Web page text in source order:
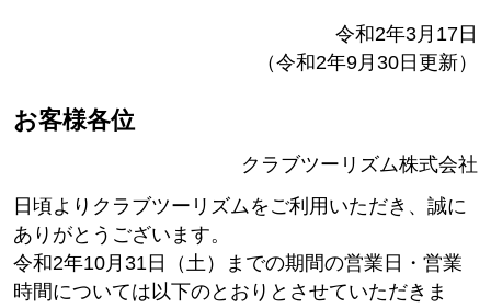
令和2年3月17日
（令和2年9月30日更新）
お客様各位
クラブツーリズム株式会社
日頃よりクラブツーリズムをご利用いただき、誠に
ありがとうございます。
令和2年10月31日（土）までの期間の営業日・営業
時間については以下のとおりとさせていただきま